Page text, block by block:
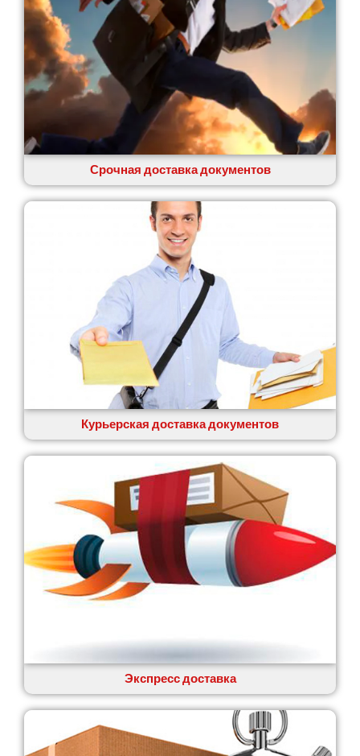
Сумы
Светловодск
Святопетровское
Тальное
Тарасовка
Тернополь
Терновка
Трусковец
Тульчин
Украинка
Умань
Великий Омеляник
Верхнеднепровск
Вита-Почтовая
Вольнянск
Вознесенск
Южноукраинск
Запорожье
Заречаны
Зазимье
Здолбунов
Змиев
Звенигородка
Звягель
Срочная доставка документов
Курьерская доставка документов
Экспресс доставка